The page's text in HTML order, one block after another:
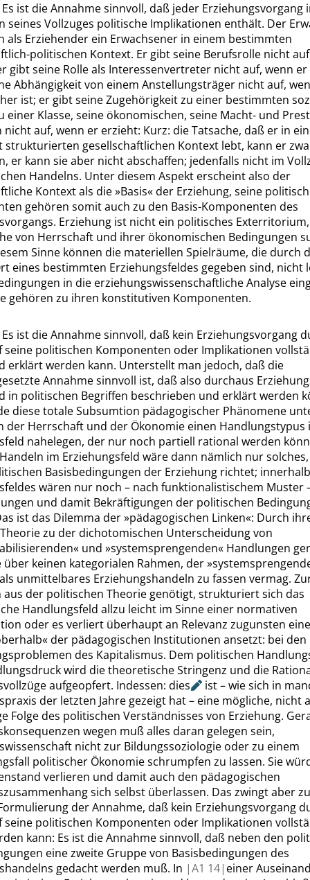
Es ist die Annahme sinnvoll, daß jeder Erziehungsvorgang
seines Vollzuges politische Implikationen enthält. Der
als Erziehender ein Erwachsener in einem bestimmten
politischen Kontext. Er gibt seine Berufsrolle nicht
gibt seine Rolle als Interessenvertreter nicht auf, wenn
Abhängigkeit von einem Anstellungsträger nicht auf,
ist; er gibt seine Zugehörigkeit zu einer bestimmten
einer Klasse, seine ökonomischen, seine Macht- und
nicht auf, wenn er erzieht: Kurz: die Tatsache, daß er in
strukturierten gesellschaftlichen Kontext lebt, kann er
er kann sie aber nicht abschaffen; jedenfalls nicht im
Handelns. Unter diesem Aspekt erscheint also der
Kontext als die»Basis«der Erziehung, seine
gehören somit auch zu den Basis-Komponenten des
Erziehung ist nicht ein politisches
von Herrschaft und ihrer ökonomischen Bedingungen
Sinne können die materiellen Spielräume, die durch
eines bestimmten Erziehungsfeldes gegeben sind, nicht
in die erziehungswissenschaftliche Analyse
gehören zu ihren konstitutiven Komponenten.
Es ist die Annahme sinnvoll, daß kein Erziehungsvorgang
seine politischen Komponenten oder Implikationen
erklärt werden kann. Unterstellt man jedoch, daß die
Annahme sinnvoll ist, daß also durchaus
in politischen Begriffen beschrieben und erklärt werden
diese totale Subsumtion pädagogischer Phänomene
der Herrschaft und der Ökonomie einen Handlungstypus
nahelegen, der nur noch partiell rational werden
im Erziehungsfeld wäre dann nämlich nur
Basisbedingungen der Erziehung richtet;
wären nur noch – nach funktionalistischem Muster
und damit Bekräftigungen der politischen
ist das Dilemma der»pädagogischen Linken«: Durch
zu der dichotomischen Unterscheidung von
«und »systemsprengenden«Handlungen
über keinen kategorialen Rahmen, der»
unmittelbares Erziehungshandeln zu fassen vermag.
der politischen Theorie genötigt, strukturiert sich das
Handlungsfeld allzu leicht im Sinne einer normativen
oder es verliert überhaupt an Relevanz zugunsten
«der pädagogischen Institutionen ansetzt: bei den
des Kapitalismus. Dem politischen
wird die theoretische Stringenz und die
aufgeopfert. Indessen: dies
ist – wie sich in
der letzten Jahre gezeigt hat – eine mögliche, nicht
Folge des politischen Verständnisses von Erziehung.
wegen muß alles daran gelegen sein,
nicht zur Bildungssoziologie oder zu einem
politischer Ökonomie schrumpfen zu lassen. Sie
verlieren und damit auch den pädagogischen
sich selbst überlassen. Das zwingt aber
der Annahme, daß kein Erziehungsvorgang
seine politischen Komponenten oder Implikationen
kann: Es ist die Annahme sinnvoll, daß neben den
eine zweite Gruppe von Basisbedingungen des
gedacht werden muß. In |A1 14| einer